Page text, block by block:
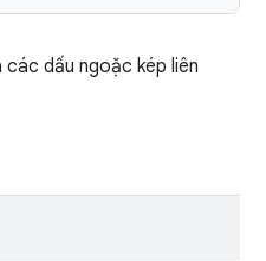
dấu ngoặc kép liên